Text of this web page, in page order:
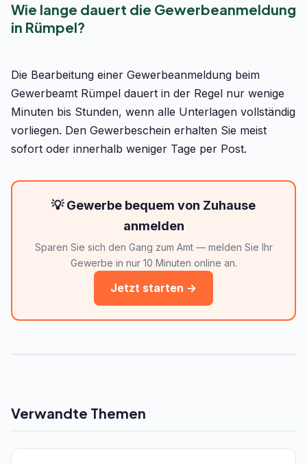
Wie lange dauert die Gewerbeanmeldung
in Rümpel?
Die Bearbeitung einer Gewerbeanmeldung beim
Gewerbeamt Rümpel dauert in der Regel nur wenige
Minuten bis Stunden, wenn alle Unterlagen vollständig
vorliegen. Den Gewerbeschein erhalten Sie meist
sofort oder innerhalb weniger Tage per Post.
💡 Gewerbe bequem von Zuhause
anmelden
Sparen Sie sich den Gang zum Amt — melden Sie Ihr
Gewerbe in nur 10 Minuten online an.
Jetzt starten →
Verwandte Themen